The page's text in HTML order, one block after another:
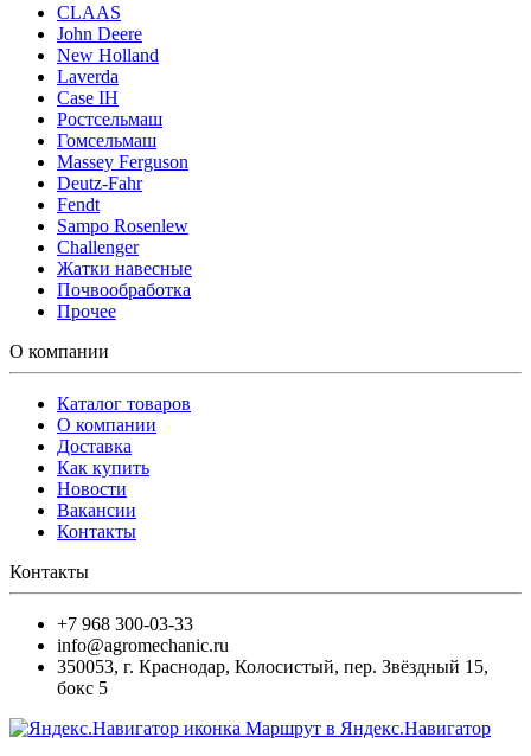
CLAAS
John Deere
New Holland
Laverda
Case IH
Ростсельмаш
Гомсельмаш
Massey Ferguson
Deutz-Fahr
Fendt
Sampo Rosenlew
Challenger
Жатки навесные
Почвообработка
Прочее
О компании
Каталог товаров
О компании
Доставка
Как купить
Новости
Вакансии
Контакты
Контакты
+7 968 300-03-33
info@agromechanic.ru
350053, г. Краснодар, Колосистый, пер. Звёздный 15,
бокс 5
Маршрут в Яндекс.Навигатор